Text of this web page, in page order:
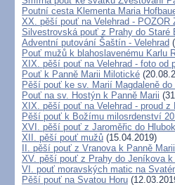
Poutní cesta Klementa Maria
XX. pěší pouť na Velehrad - POZOR
Silvestrovská pouť z Prahy do Staré
Adventní putování Šaštín - Velehrad
Pouť mužů k blahoslavenému Karlu
XIX. pěší pouť na Velehrad - foto od
Pouť k Panně Marii Milotické
Pěší pouť ke sv. Marií Magdaleně
Pouť na sv. Hostýn k Panně Marii
XIX. pěší pouť na Velehrad - proud z
Pěší pouť k Božímu milosrdenství
XVI. pěší pouť z Jaroměřic do
XII. pěší pouť mužů (15.04.2019)
II. pěší pouť z Vranova k Panně
XV. pěší pouť z Prahy do Jeníkova
VI. pouť moravských matic na
Pěší pouť na Svatou Horu